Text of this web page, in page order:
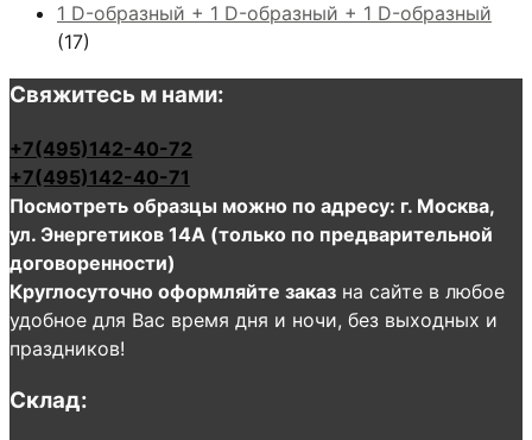
1 D-образный + 1 D-образный + 1 D-образный
(17)
Свяжитесь м нами:
+7(495)142-40-72
+7(495)142-40-71
Посмотреть образцы можно по адресу: г. Москва,
ул. Энергетиков 14А (только по предварительной
договоренности)
Круглосуточно оформляйте заказ на сайте в любое
удобное для Вас время дня и ночи, без выходных и
праздников!
Склад: